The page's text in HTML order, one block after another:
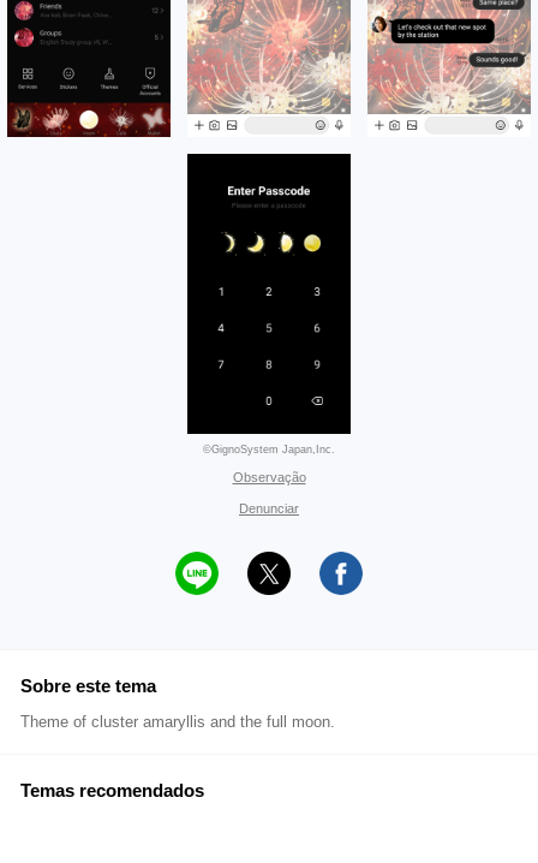
©GignoSystem Japan,Inc.
Observação
Denunciar
Sobre este tema
Theme of cluster amaryllis and the full moon.
Temas recomendados